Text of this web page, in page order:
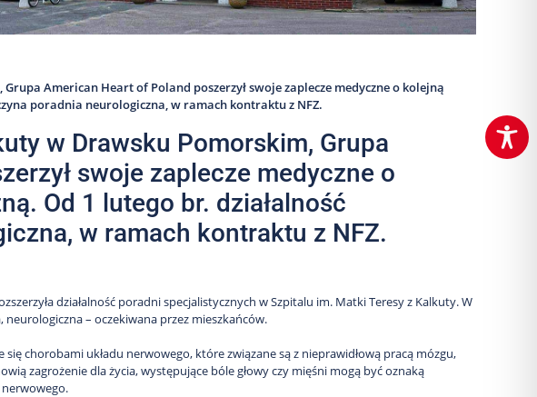
American Heart of Poland poszerzył swoje zaplecze medyczne o kolejną
poradnia neurologiczna, w ramach kontraktu z NFZ.
w Drawsku Pomorskim, Grupa
swoje zaplecze medyczne o
Od 1 lutego br. działalność
w ramach kontraktu z NFZ.
działalność poradni specjalistycznych w Szpitalu im. Matki Teresy z Kalkuty. W
– oczekiwana przez mieszkańców.
chorobami układu nerwowego, które związane są z nieprawidłową pracą mózgu,
zagrożenie dla życia, występujące bóle głowy czy mięśni mogą być oznaką